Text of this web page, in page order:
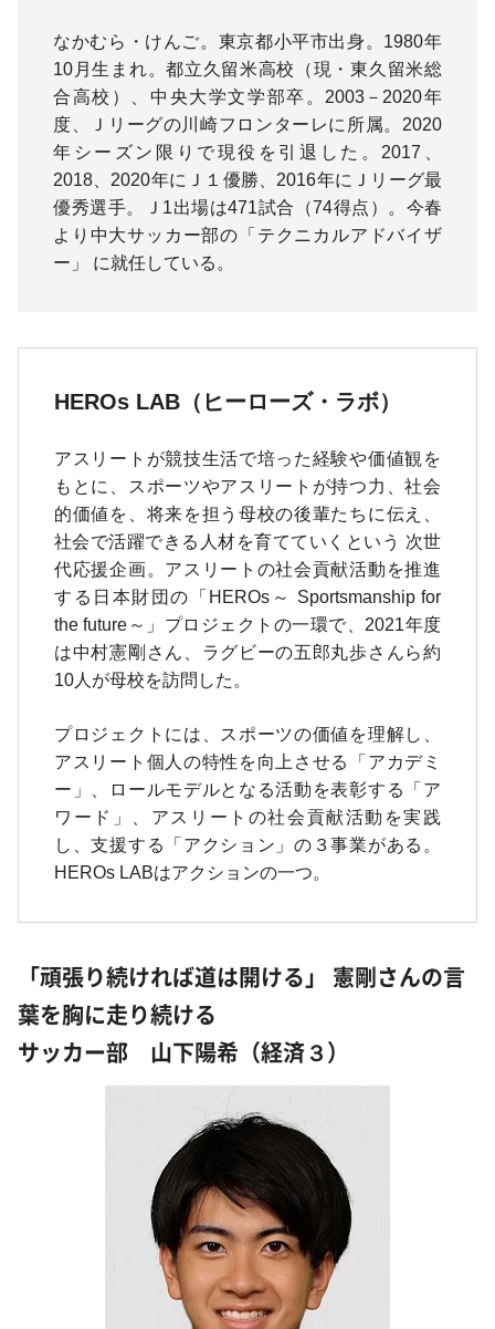
なかむら・けんご。東京都小平市出身。1980年
10月生まれ。都立久留米高校（現・東久留米総
合高校）、中央大学文学部卒。2003－2020年
度、Ｊリーグの川崎フロンターレに所属。2020
年シーズン限りで現役を引退した。2017、
2018、2020年にＪ１優勝、2016年にＪリーグ最
優秀選手。Ｊ1出場は471試合（74得点）。今春
より中大サッカー部の「テクニカルアドバイザ
ー」 に就任している。
HEROs LAB（ヒーローズ・ラボ）
アスリートが競技生活で培った経験や価値観を
もとに、スポーツやアスリートが持つ力、社会
的価値を、将来を担う母校の後輩たちに伝え、
社会で活躍できる人材を育てていくという 次世
代応援企画。アスリートの社会貢献活動を推進
する日本財団の「HEROs～ Sportsmanship for
the future～」プロジェクトの一環で、2021年度
は中村憲剛さん、ラグビーの五郎丸歩さんら約
10人が母校を訪問した。
プロジェクトには、スポーツの価値を理解し、
アスリート個人の特性を向上させる「アカデミ
ー」、ロールモデルとなる活動を表彰する「ア
ワード」、アスリートの社会貢献活動を実践
し、支援する「アクション」の３事業がある。
HEROs LABはアクションの一つ。
「頑張り続ければ道は開ける」 憲剛さんの言
葉を胸に走り続ける
サッカー部 山下陽希（経済３）